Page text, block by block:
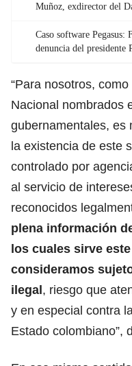
Muñoz, exdirector del
Caso software
denuncia del presidente
“Para nosotros,
Nacional nombrados
gubernamentales, es
la existencia de este
controlado por
al servicio de
reconocidos
plena información
los cuales sirve
consideramos
ilegal, riesgo que
y en especial contra
Estado colombiano”,